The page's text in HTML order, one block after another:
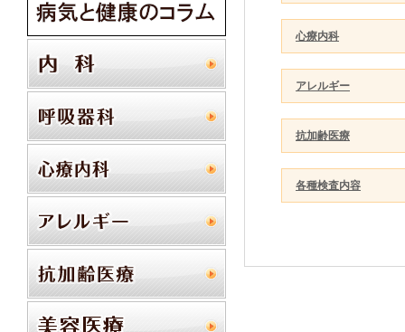
心療内科
アレルギー
抗加齢医療
各種検査内容